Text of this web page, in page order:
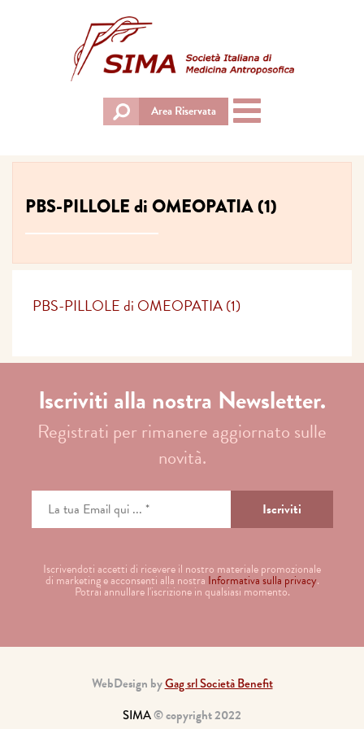
Area Riservata
Toggle
navigation
PBS-PILLOLE di OMEOPATIA (1)
PBS-PILLOLE di OMEOPATIA (1)
Iscriviti alla nostra Newsletter.
Registrati per rimanere aggiornato sulle
novità.
Iscrivendoti accetti di ricevere il nostro materiale promozionale
di marketing e acconsenti alla nostra Informativa sulla privacy.
Potrai annullare l'iscrizione in qualsiasi momento.
WebDesign byGag srl Società Benefit
SIMA© copyright 2022